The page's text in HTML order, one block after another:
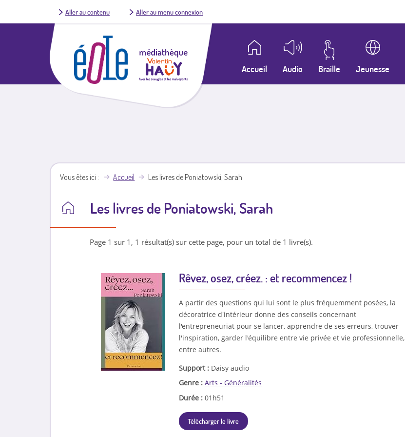
Aller au contenu Aller au menu connexion
Accueil Audio Braille Jeunesse
Vous êtes ici Accueil Les livres de Poniatowski, Sarah
Les livres de Poniatowski, Sarah
Page 1 sur 1, 1 résultat(s) sur cette page, pour un total de 1 livre(s).
Rêvez, osez, créez. : et recommencez !
A partir des questions qui lui sont le plus fréquemment posées, la
décoratrice d'intérieur donne des conseils concernant
l'entrepreneuriat pour se lancer, apprendre de ses erreurs, trouver
l'inspiration, garder l'équilibre entre vie privée et vie professionnelle,
entre autres.
Support : Daisy audio
Genre : Arts - Généralités
Durée : 01h51
Télécharger le livre